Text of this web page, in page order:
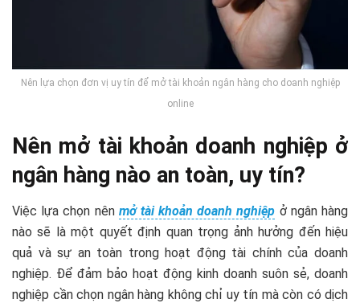
Nên lựa chọn đơn vị uy tín để mở tài khoản ngân hàng cho doanh nghiệp
online
Nên mở tài khoản doanh nghiệp ở
ngân hàng nào an toàn, uy tín?
Việc lựa chọn nên mở tài khoản doanh nghiệp ở ngân hàng
nào sẽ là một quyết định quan trọng ảnh hưởng đến hiệu
quả và sự an toàn trong hoạt động tài chính của doanh
nghiệp. Để đảm bảo hoạt động kinh doanh suôn sẻ, doanh
nghiệp cần chọn ngân hàng không chỉ uy tín mà còn có dịch